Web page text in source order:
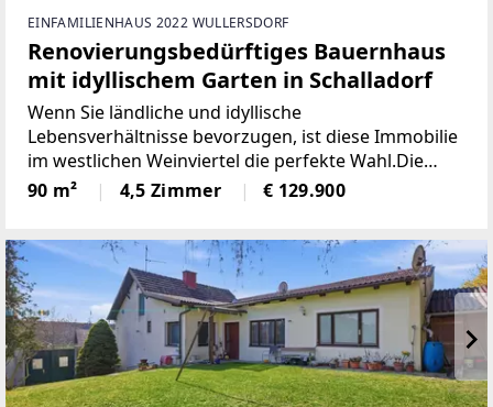
EINFAMILIENHAUS 2022 WULLERSDORF
Renovierungsbedürftiges Bauernhaus
mit idyllischem Garten in Schalladorf
Wenn Sie ländliche und idyllische
Lebensverhältnisse bevorzugen, ist diese Immobilie
im westlichen Weinviertel die perfekte Wahl.Die
Liegenschaft besticht durch einen uneinsehbaren
Innenhof sowie der Privatsphäre, welche das ca. 731
90 m² 4,5 Zimmer € 129.900